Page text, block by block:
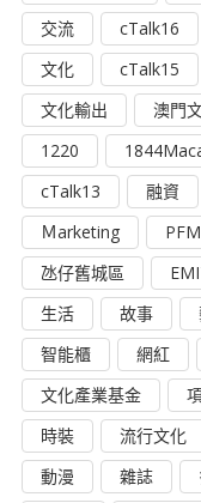
交流
cTalk16
文化
cTalk15
文化輸出
澳門
1220
cTalk13
融資
Ｍarketing
PFM
氹仔舊城區
生活
故事
智能櫃
網紅
文化產業基金
時裝
流行文化
動漫
雜誌